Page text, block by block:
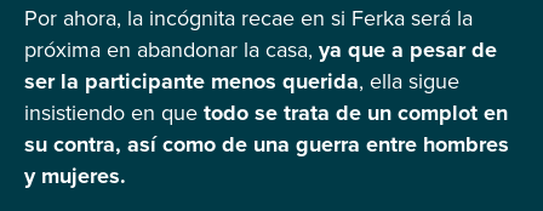
Por ahora, la incógnita recae en si Ferka será la
próxima en abandonar la casa, ya que a pesar de
ser la participante menos querida, ella sigue
insistiendo en quetodo se trata de un complot en
su contra, así como de una guerra entre hombres
y mujeres.